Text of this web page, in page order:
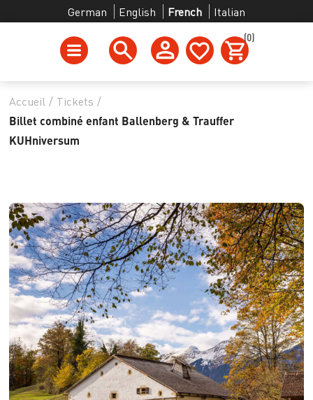
German English French Italian
(0)
Accueil / Tickets /
Billet combiné enfant Ballenberg & Trauffer
KUHniversum